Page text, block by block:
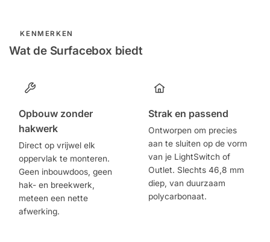
KENMERKEN
Wat de Surfacebox biedt
Opbouw zonder
hakwerk
Direct op vrijwel elk
oppervlak te monteren.
Geen inbouwdoos, geen
hak- en breekwerk,
meteen een nette
afwerking.
Strak en passend
Ontworpen om precies
aan te sluiten op de vorm
van je LightSwitch of
Outlet. Slechts 46,8 mm
diep, van duurzaam
polycarbonaat.